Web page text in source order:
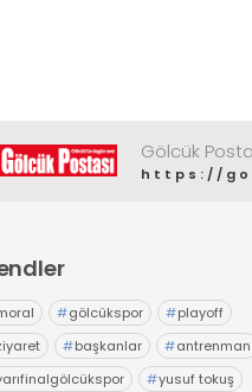
Gölcük
https://
#gölcükspor #playoff
#başkanlar #antrenman
#yusuf tokuş